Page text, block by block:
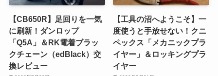
【CB650R】足回りを一気
に刷新！ダンロップ
「Q5A」＆RK電着ブラッ
クチェーン（edBlack）交
換レビュー
【工具の沼へようこそ】一
度使うと手放せない！クニ
ペックス「メカニックプラ
イヤー」＆ロッキングプラ
イヤー